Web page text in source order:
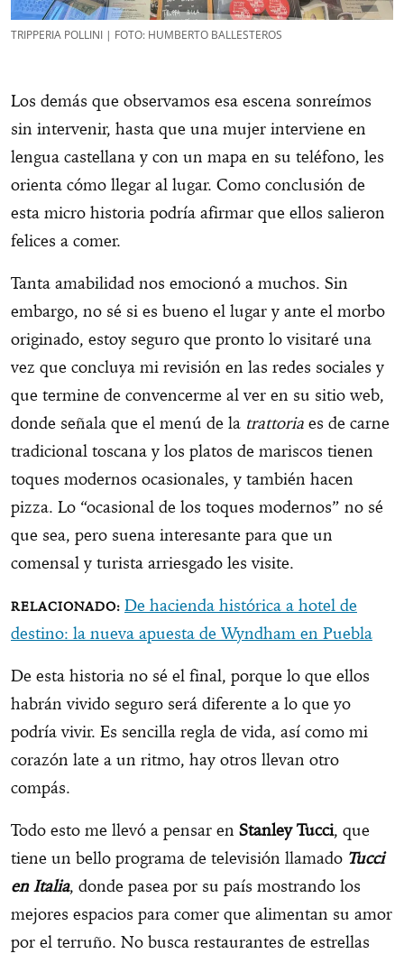
TRIPPERIA POLLINI | FOTO: HUMBERTO BALLESTEROS
Los demás que observamos esa escena sonreímos
sin intervenir, hasta que una mujer interviene en
lengua castellana y con un mapa en su teléfono, les
orienta cómo llegar al lugar. Como conclusión de
esta micro historia podría afirmar que ellos salieron
felices a comer.
Tanta amabilidad nos emocionó a muchos. Sin
embargo, no sé si es bueno el lugar y ante el morbo
originado, estoy seguro que pronto lo visitaré una
vez que concluya mi revisión en las redes sociales y
que termine de convencerme al ver en su sitio web,
donde señala que el menú de la trattoria es de carne
tradicional toscana y los platos de mariscos tienen
toques modernos ocasionales, y también hacen
pizza. Lo “ocasional de los toques modernos” no sé
que sea, pero suena interesante para que un
comensal y turista arriesgado les visite.
De hacienda histórica a hotel de
destino: la nueva apuesta de Wyndham en Puebla
De esta historia no sé el final, porque lo que ellos
habrán vivido seguro será diferente a lo que yo
podría vivir. Es sencilla regla de vida, así como mi
corazón late a un ritmo, hay otros llevan otro
compás.
Todo esto me llevó a pensar en Stanley Tucci, que
tiene un bello programa de televisión llamado Tucci
en Italia, donde pasea por su país mostrando los
mejores espacios para comer que alimentan su amor
por el terruño. No busca restaurantes de estrellas